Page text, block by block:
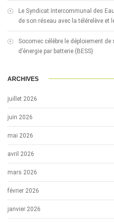
Le Syndicat Intercommunal des
de son réseau avec la télérelève et
Socomec célèbre le déploiement
d’énergie par batterie (BESS)
ARCHIVES
juillet 2026
juin 2026
mai 2026
avril 2026
mars 2026
février 2026
janvier 2026